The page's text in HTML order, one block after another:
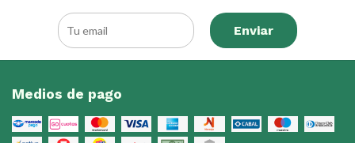
Enviar
Medios de pago